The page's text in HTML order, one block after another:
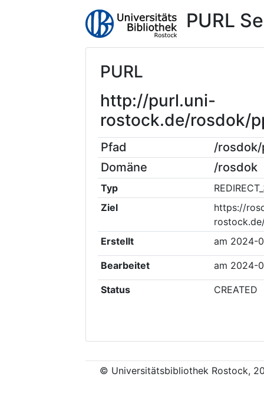
PURL
PURL
http://purl.uni-
rostock.de/rosdok/
Pfad
/rosdok/
Domäne
/rosdok
Typ
Ziel
https://
Erstellt
am 2024-
Bearbeitet am 2024-
Status CREATED
© Universitätsbibliothek Rostock,